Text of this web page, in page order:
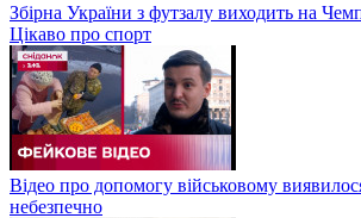
Збірна України з футзалу виходить на
Цікаво про спорт
Відео про допомогу військовому
небезпечно